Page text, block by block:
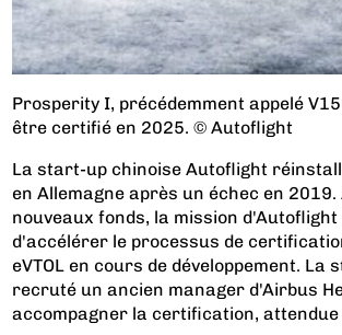
Prosperity I, précédemment appelé
être certifié en 2025. © Autoflight
La start-up chinoise Autoflight
en Allemagne après un échec en 2019.
nouveaux fonds, la mission
d'accélérer le processus de
eVTOL en cours de développement. La
recruté un ancien manager d'Airbus
accompagner la certification,